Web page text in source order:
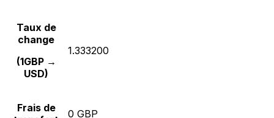
Taux de
change
(1GBP →
USD)
1.333200
Frais de
0 GBP